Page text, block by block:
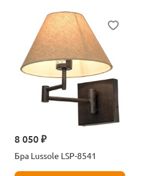
8 050 ₽
Бра Lussole LSP-8541